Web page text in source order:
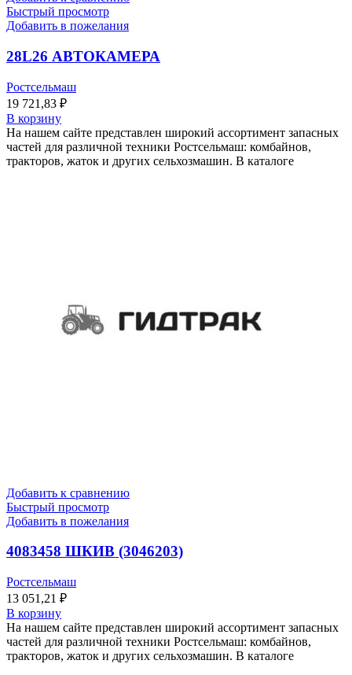
Быстрый просмотр
Добавить в пожелания
28L26 АВТОКАМЕРА
Ростсельмаш
19 721,83 ₽
В корзину
На нашем сайте представлен широкий ассортимент запасных
частей для различной техники Ростсельмаш: комбайнов,
тракторов, жаток и других сельхозмашин. В каталоге
Добавить к сравнению
Быстрый просмотр
Добавить в пожелания
4083458 ШКИВ (3046203)
Ростсельмаш
13 051,21 ₽
В корзину
На нашем сайте представлен широкий ассортимент запасных
частей для различной техники Ростсельмаш: комбайнов,
тракторов, жаток и других сельхозмашин. В каталоге